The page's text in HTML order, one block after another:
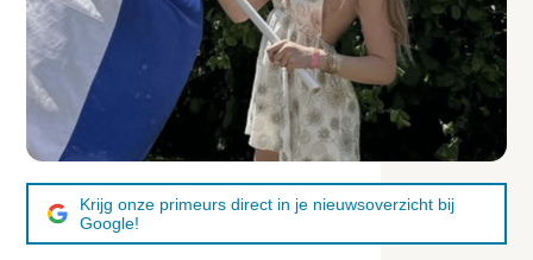
Krijg onze primeurs direct in je nieuwsoverzicht bij
Google!